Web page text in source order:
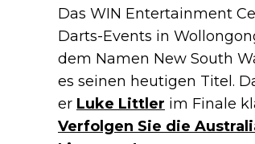
Das WIN Entertainment
Darts-Events in
dem Namen New South
es seinen heutigen Titel.
er Luke Littler im Finale
Verfolgen Sie die